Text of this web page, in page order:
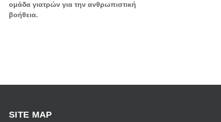
ομάδα γιατρών για την ανθρωπιστική
βοήθεια.
SITE MAP